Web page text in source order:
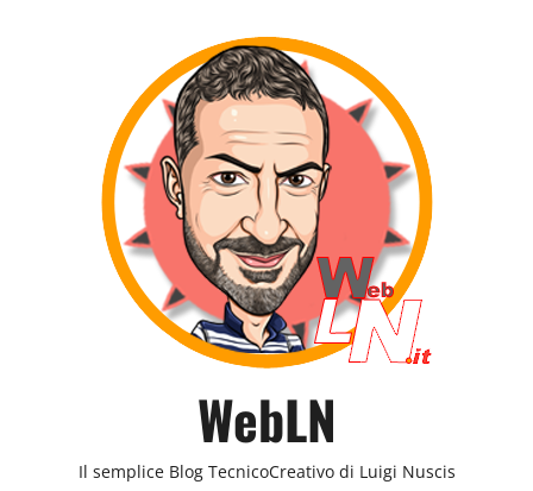
WebLN
Il semplice Blog TecnicoCreativo di Luigi Nuscis